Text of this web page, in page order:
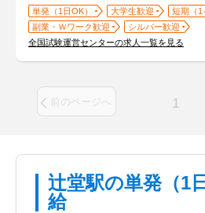
単発（1日OK） 大学生歓迎
短期（1
副業・Ｗワーク歓迎
シルバー歓迎
全国試験運営センターの求人一覧を見る
前のページへ 1
辻堂駅の単発（1
給